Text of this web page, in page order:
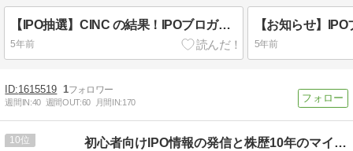
【IPO抽選】CINC の結果！IPOブロガーとして有終の美は飾れたのか？( ｰ`дｰ´)ｷﾘｯ
5年前 5年前
1615519 1
週間IN:40 週間OUT:60 月間IN:170
10 初心者向けIPO情報の発信と株歴10年のマインドを公開します